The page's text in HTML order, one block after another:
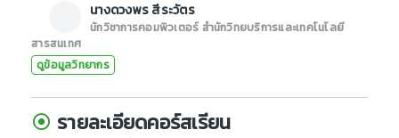
นางดวงพร สีระวัตร
นักวิชาการคอมพิวเตอร์ สำนักวิทยบริการและเทคโนโลยี
สารสนเทศ
ดูข้อมูลวิทยากร
รายละเอียดคอร์สเรียน